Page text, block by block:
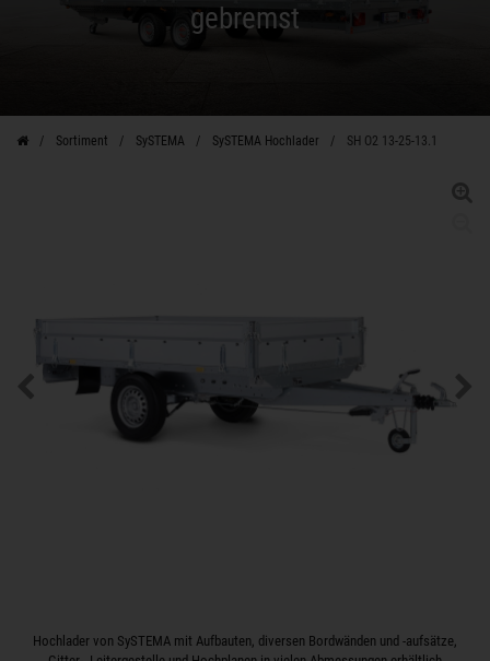
gebremst
Sortiment SySTEMA SySTEMA Hochlader SH O2 13-25-13.1
Hochlader von SySTEMA mit Aufbauten, diversen Bordwänden und -aufsätze,